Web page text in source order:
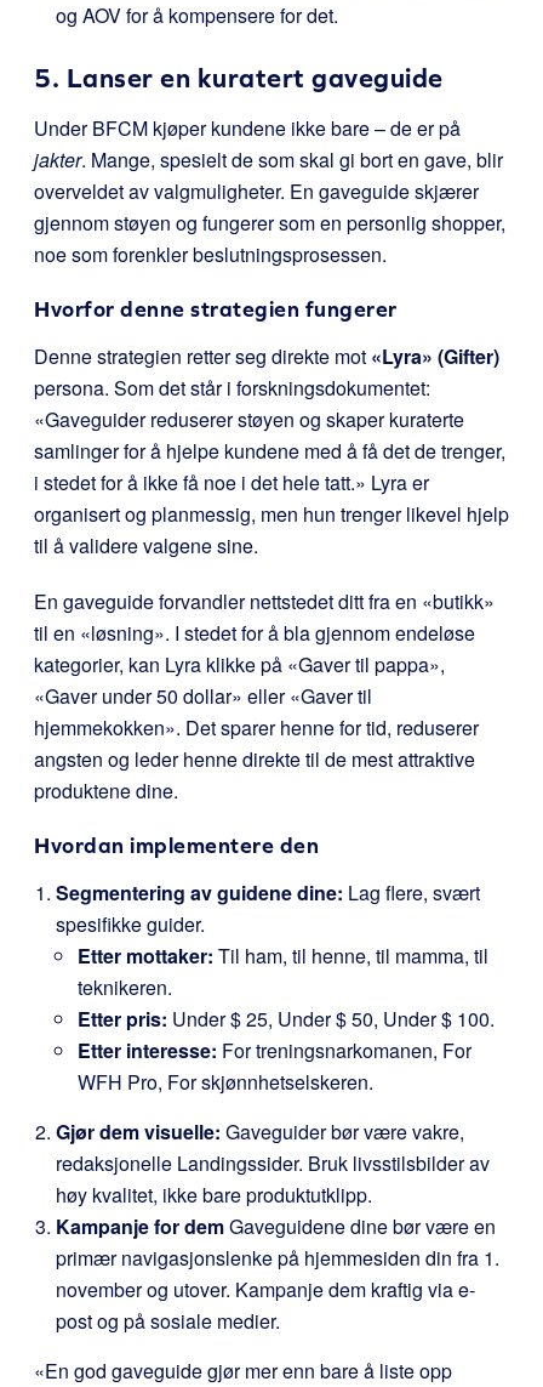
og AOV for å kompensere for det.
5. Lanser en kuratert gaveguide
Under BFCM kjøper kundene ikke bare – de er på
jakter. Mange, spesielt de som skal gi bort en gave, blir
overveldet av valgmuligheter. En gaveguide skjærer
gjennom støyen og fungerer som en personlig shopper,
noe som forenkler beslutningsprosessen.
Hvorfor denne strategien fungerer
Denne strategien retter seg direkte mot «Lyra» (Gifter)
persona. Som det står i forskningsdokumentet:
«Gaveguider reduserer støyen og skaper kuraterte
samlinger for å hjelpe kundene med å få det de trenger,
i stedet for å ikke få noe i det hele tatt.» Lyra er
organisert og planmessig, men hun trenger likevel hjelp
til å validere valgene sine.
En gaveguide forvandler nettstedet ditt fra en «butikk»
til en «løsning». I stedet for å bla gjennom endeløse
kategorier, kan Lyra klikke på «Gaver til pappa»,
«Gaver under 50 dollar» eller «Gaver til
hjemmekokken». Det sparer henne for tid, reduserer
angsten og leder henne direkte til de mest attraktive
produktene dine.
Hvordan implementere den
Segmentering av guidene dine: Lag flere, svært
spesifikke guider.
Etter mottaker: Til ham, til henne, til mamma, til
teknikeren.
Etter pris: Under $ 25, Under $ 50, Under $ 100.
Etter interesse: For treningsnarkomanen, For
WFH Pro, For skjønnhetselskeren.
Gjør dem visuelle: Gaveguider bør være vakre,
redaksjonelle Landingssider. Bruk livsstilsbilder av
høy kvalitet, ikke bare produktutklipp.
Kampanje for demGaveguidene dine bør være en
primær navigasjonslenke på hjemmesiden din fra 1.
november og utover. Kampanje dem kraftig via e-
post og på sosiale medier.
«En god gaveguide gjør mer enn bare å liste opp